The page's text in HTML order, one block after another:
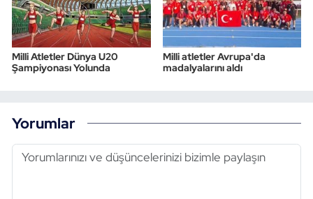
Milli Atletler Dünya U20
Şampiyonası Yolunda
Milli atletler Avrupa'da
madalyalarını aldı
Yorumlar